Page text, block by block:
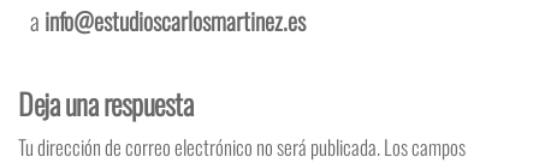
a info@estudioscarlosmartinez.es
Deja una respuesta
Tu dirección de correo electrónico no será publicada.Los campos